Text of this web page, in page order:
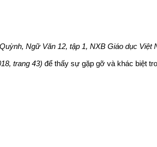
Ngữ Văn 12, tập 1, NXB Giáo dục Việt
trang 43) để thấy sự gặp gỡ và khác biệt